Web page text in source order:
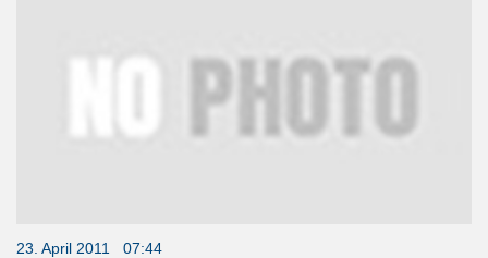
23. April 2011 07:44